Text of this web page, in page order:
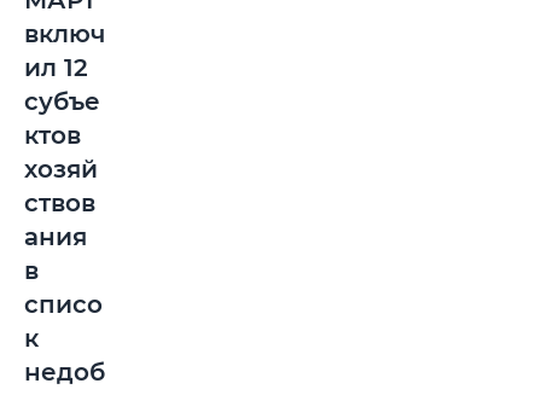
включ
ил 12
субъе
ктов
хозяй
ствов
ания
в
списо
к
недоб